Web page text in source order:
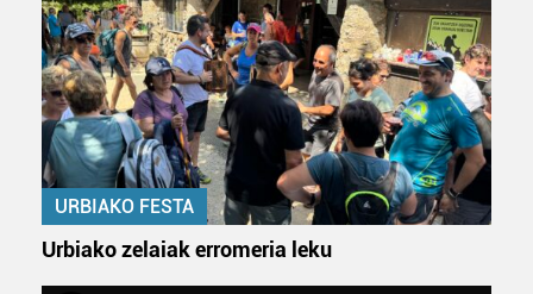
URBIAKO FESTA
Urbiako zelaiak erromeria leku